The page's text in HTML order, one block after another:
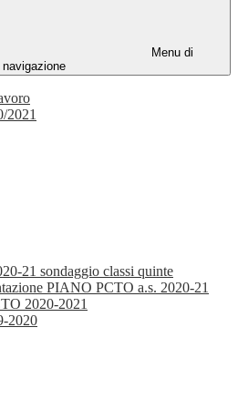
Menu di
navigazione
2021
21 sondaggio classi quinte
PIANO PCTO a.s. 2020-21
2020-2021
2020